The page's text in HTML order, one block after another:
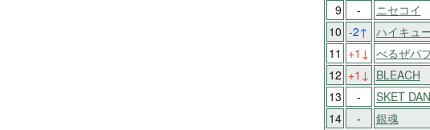
9
- ニセコイ
10 -2↑ ハイキュ
11 +1 ↓ べるぜバ
12 +1 ↓ BLEACH
13
- SKET
14
- 銀魂